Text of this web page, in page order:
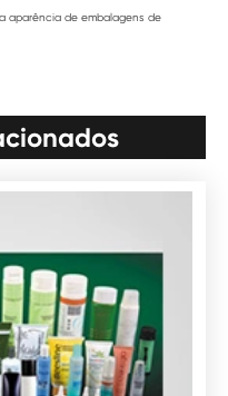
aparência de embalagens de